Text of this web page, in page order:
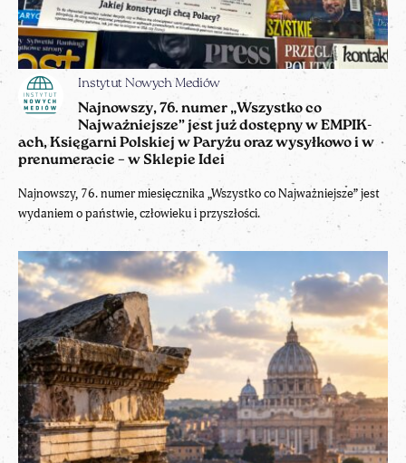
Instytut Nowych Mediów
Najnowszy, 76. numer „Wszystko co
Najważniejsze” jest już dostępny w EMPIK-
ach, Księgarni Polskiej w Paryżu oraz wysyłkowo i w
prenumeracie – w Sklepie Idei
Najnowszy, 76. numer miesięcznika „Wszystko co Najważniejsze” jest
wydaniem o państwie, człowieku i przyszłości.